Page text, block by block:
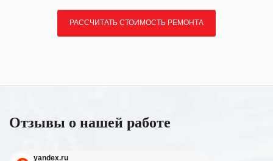
РАССЧИТАТЬ СТОИМОСТЬ РЕМОНТА
Отзывы о нашей работе
yandex.ru